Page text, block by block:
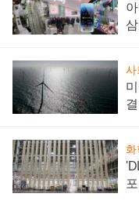
사
화